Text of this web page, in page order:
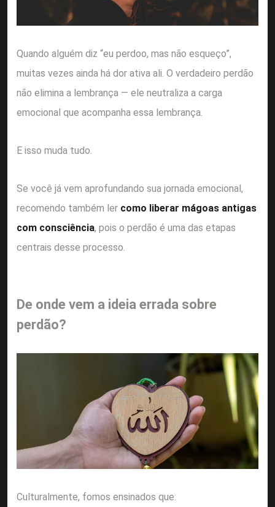
Quando alguém diz “eu perdoo, mas não esqueço”,
muitas vezes ainda há dor ativa ali. O verdadeiro perdão
não elimina a lembrança — ele neutraliza a carga
emocional que acompanha essa lembrança.
E isso muda tudo.
Se você já vem aprofundando sua jornada emocional,
recomendo também ler como liberar mágoas antigas
com consciência, pois o perdão é uma das etapas
centrais desse processo.
De onde vem a ideia errada sobre
perdão?
Culturalmente, fomos ensinados que: